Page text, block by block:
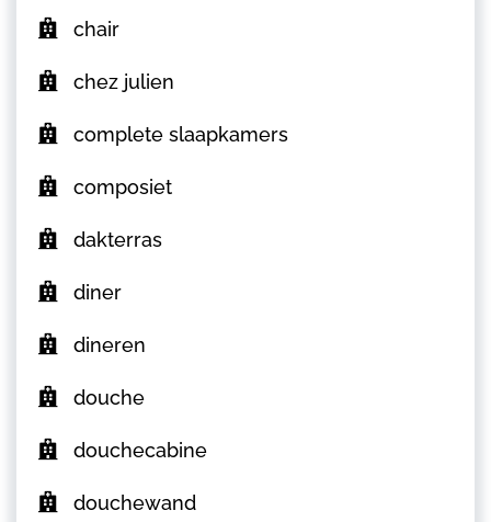
chair
chez julien
complete slaapkamers
composiet
dakterras
diner
dineren
douche
douchecabine
douchewand